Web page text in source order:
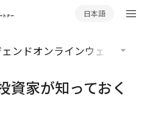
日本語
ンドオンラインウェビナー
資家が知っておく